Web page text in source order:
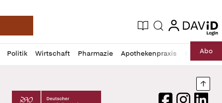
Deutsche Apotheker Zeitung
Aktuelle Ausgabe
Suche login
login
Politik Wirtschaft Pharmazie Apothekenpraxis RechtAbo
Profil
öffnen
Daz
Pur
Deutscher Apotheker Verlag Logo
FacebookInstagram